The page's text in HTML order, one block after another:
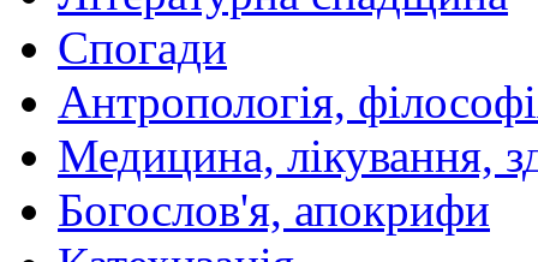
Спогади
Антропологія,
Медицина, лікування,
Богослов'я, апокрифи